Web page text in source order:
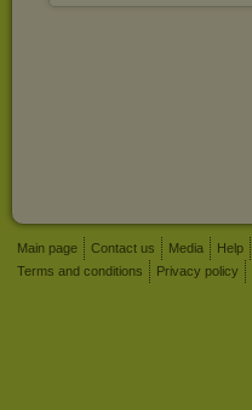
Main page Contact us Media Help
Terms and conditions
Privacy policy